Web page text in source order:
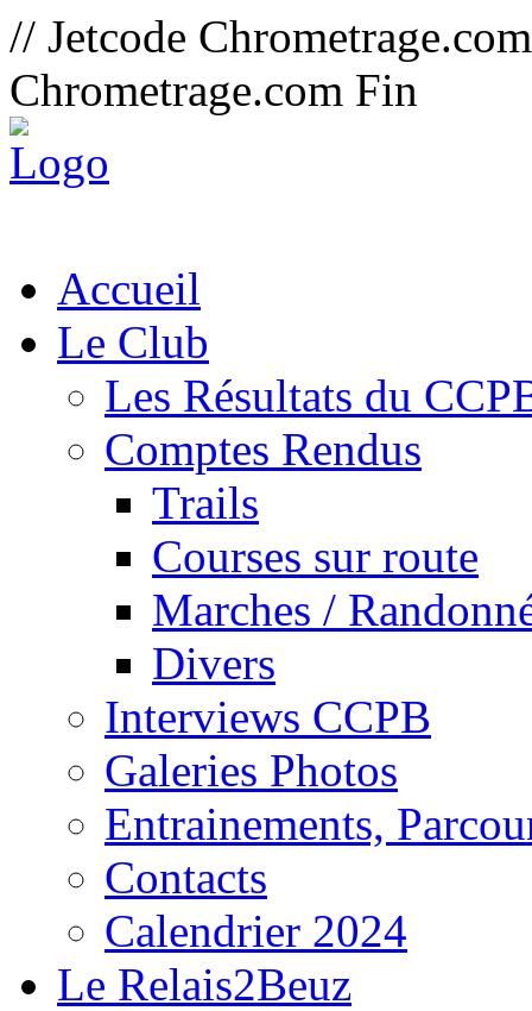
// Jetcode
Chrometrage.com Fin
Accueil
Le Club
Les Résultats du
Comptes Rendus
Trails
Courses sur route
Marches /
Divers
Interviews CCPB
Galeries Photos
Entrainements,
Contacts
Calendrier 2024
Le Relais2Beuz